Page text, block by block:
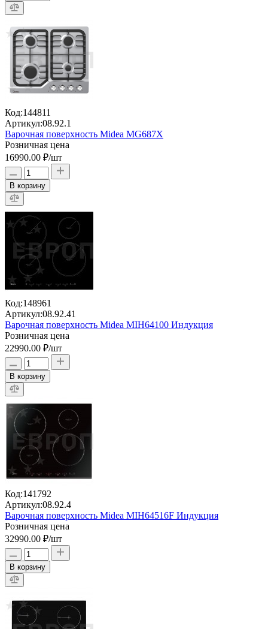
Код:144811
Артикул:08.92.1
Варочная поверхность Midea MG687X
Розничная цена
16990.00 ₽/шт
В корзину
Код:148961
Артикул:08.92.41
Варочная поверхность Midea MIH64100 Индукция
Розничная цена
22990.00 ₽/шт
В корзину
Код:141792
Артикул:08.92.4
Варочная поверхность Midea MIH64516F Индукция
Розничная цена
32990.00 ₽/шт
В корзину